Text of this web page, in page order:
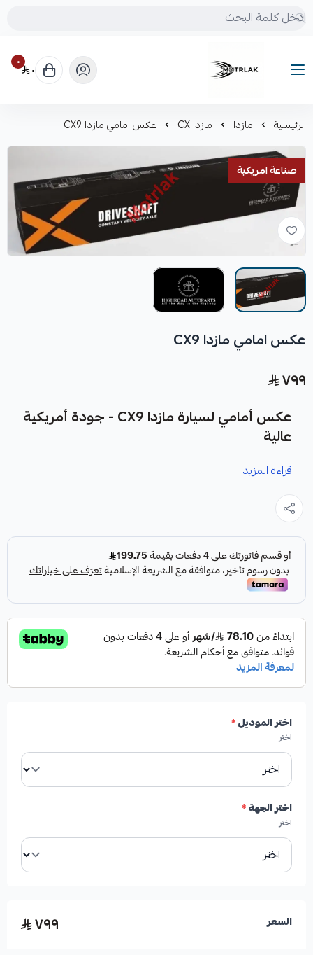
Motrlak
٠ ٠
الرئيسية مازدا مازدا CX عكس امامي مازدا CX9
صناعة امريكية
عكس امامي مازدا CX9
٧٩٩
عكس أمامي لسيارة مازدا CX9 - جودة أمريكية
عالية
نوفر لكعكس أمامي لسيارة مازدا CX9
الجودة، مصممة خصيصًا لضمان أداء موثوق به.
مميزات المنتج:
✓من شركة HIGHROAD AUTO PARTS
✓صناعة أمريكية
✓درجة أولى
✓جودة عالية
الأعطال المحتملة عند تلف القطعة:
قراءة المزيد
اختر الموديل*
اختر
اختر الجهة*
اختر
السعر ٧٩٩